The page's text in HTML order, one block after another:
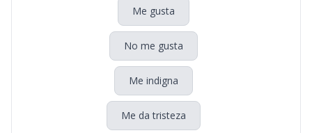
Me gusta
No me gusta
Me indigna
Me da tristeza